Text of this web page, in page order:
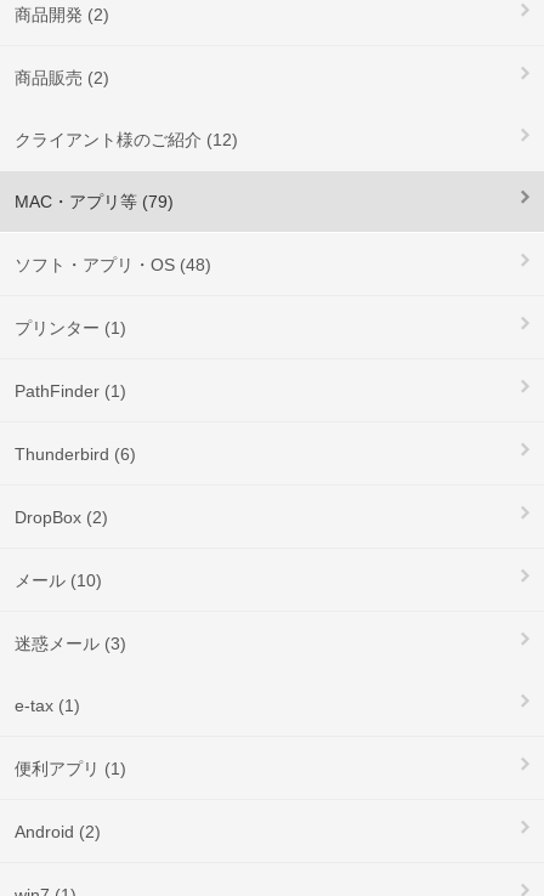
商品開発 (2)
商品販売 (2)
クライアント様のご紹介 (12)
MAC・アプリ等 (79)
ソフト・アプリ・OS (48)
プリンター (1)
PathFinder (1)
Thunderbird (6)
DropBox (2)
メール (10)
迷惑メール (3)
e-tax (1)
便利アプリ (1)
Android (2)